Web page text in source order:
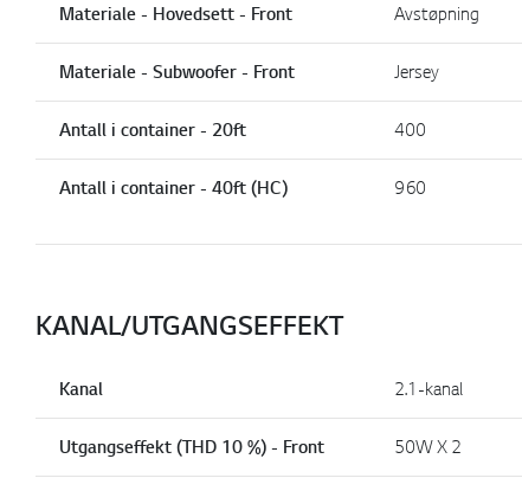
Materiale - Hovedsett - Front Avstøpning
Materiale - Subwoofer - Front Jersey
Antall i container - 20ft 400
Antall i container - 40ft (HC) 960
KANAL/UTGANGSEFFEKT
Kanal 2.1-kanal
Utgangseffekt (THD 10 %) - Front 50W X 2